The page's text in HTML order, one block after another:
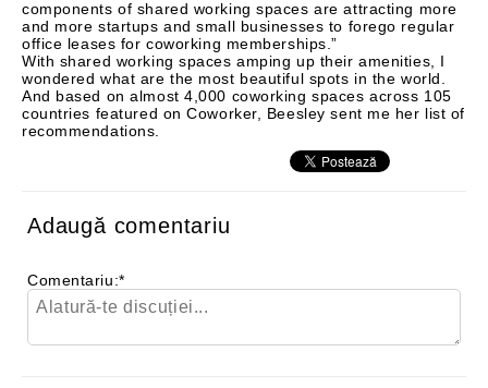
components of shared working spaces are attracting more
and more startups and small businesses to forego regular
office leases for coworking memberships.”
With shared working spaces amping up their amenities, I
wondered what are the most beautiful spots in the world.
And based on almost 4,000 coworking spaces across 105
countries featured on Coworker, Beesley sent me her list of
recommendations.
Adaugă comentariu
Comentariu:*